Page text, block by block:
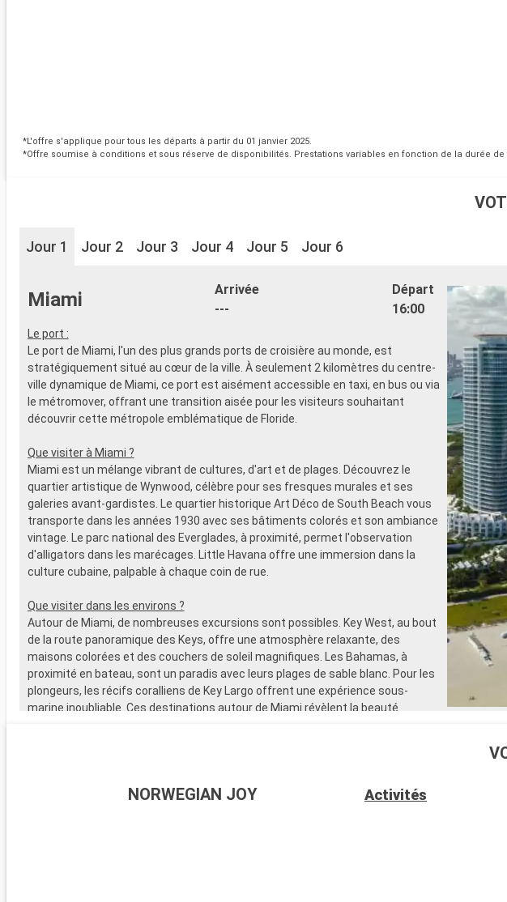
*L'offre s'applique pour tous les départs à partir du 01 janvier 2025.
*Offre soumise à conditions et sous réserve de disponibilités. Prestations variables en fonction de la durée
Jour 1 Jour 2 Jour 3 Jour 4 Jour 5 Jour 6
Miami
Arrivée
---
Départ
16:00
Le port :
Le port de Miami, l'un des plus grands ports de croisière au monde, est
stratégiquement situé au cœur de la ville. À seulement 2 kilomètres du centre-
ville dynamique de Miami, ce port est aisément accessible en taxi, en bus ou via
le métromover, offrant une transition aisée pour les visiteurs souhaitant
découvrir cette métropole emblématique de Floride.
Que visiter à Miami ?
Miami est un mélange vibrant de cultures, d'art et de plages. Découvrez le
quartier artistique de Wynwood, célèbre pour ses fresques murales et ses
galeries avant-gardistes. Le quartier historique Art Déco de South Beach vous
transporte dans les années 1930 avec ses bâtiments colorés et son ambiance
vintage. Le parc national des Everglades, à proximité, permet l'observation
d'alligators dans les marécages. Little Havana offre une immersion dans la
culture cubaine, palpable à chaque coin de rue.
Que visiter dans les environs ?
Autour de Miami, de nombreuses excursions sont possibles. Key West, au bout
de la route panoramique des Keys, offre une atmosphère relaxante, des
maisons colorées et des couchers de soleil magnifiques. Les Bahamas, à
proximité en bateau, sont un paradis avec leurs plages de sable blanc. Pour les
plongeurs, les récifs coralliens de Key Largo offrent une expérience sous-
marine inoubliable. Ces destinations autour de Miami révèlent la beauté
NORWEGIAN JOY Activités